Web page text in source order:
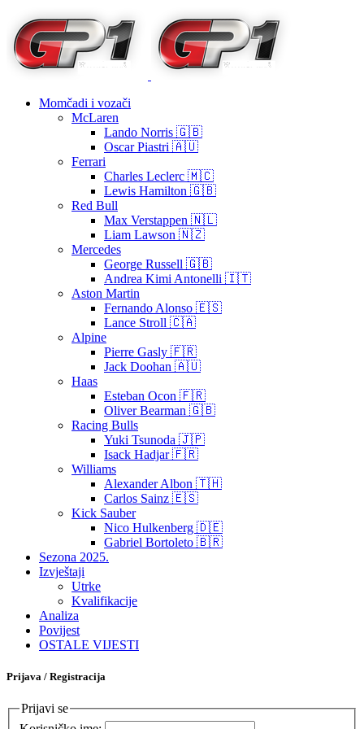
Momčadi i vozači
McLaren
Lando Norris 🇬🇧
Oscar Piastri 🇦🇺
Ferrari
Charles Leclerc 🇲🇨
Lewis Hamilton 🇬🇧
Red Bull
Max Verstappen 🇳🇱
Liam Lawson 🇳🇿
Mercedes
George Russell 🇬🇧
Andrea Kimi Antonelli 🇮🇹
Aston Martin
Fernando Alonso 🇪🇸
Lance Stroll 🇨🇦
Alpine
Pierre Gasly 🇫🇷
Jack Doohan 🇦🇺
Haas
Esteban Ocon 🇫🇷
Oliver Bearman 🇬🇧
Racing Bulls
Yuki Tsunoda 🇯🇵
Isack Hadjar 🇫🇷
Williams
Alexander Albon 🇹🇭
Carlos Sainz 🇪🇸
Kick Sauber
Nico Hulkenberg 🇩🇪
Gabriel Bortoleto 🇧🇷
Sezona 2025.
Izvještaji
Utrke
Kvalifikacije
Analiza
Povijest
OSTALE VIJESTI
Prijava / Registracija
Prijavi se